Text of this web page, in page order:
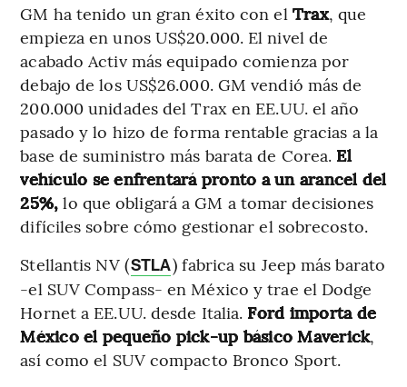
GM ha tenido un gran éxito con el Trax, que
empieza en unos US$20.000. El nivel de
acabado Activ más equipado comienza por
debajo de los US$26.000. GM vendió más de
200.000 unidades del Trax en EE.UU. el año
pasado y lo hizo de forma rentable gracias a la
base de suministro más barata de Corea. El
vehículo se enfrentará pronto a un arancel del
25%, lo que obligará a GM a tomar decisiones
difíciles sobre cómo gestionar el sobrecosto.
Stellantis NV (STLA) fabrica su Jeep más barato
-el SUV Compass- en México y trae el Dodge
Hornet a EE.UU. desde Italia. Ford importa de
México el pequeño pick-up básico Maverick,
así como el SUV compacto Bronco Sport.